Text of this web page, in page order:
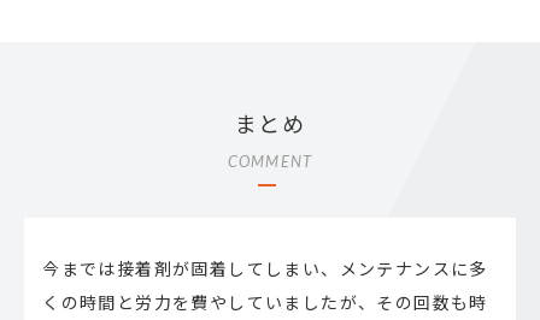
まとめ
COMMENT
今までは接着剤が固着してしまい、メンテナンスに多
くの時間と労力を費やしていましたが、その回数も時